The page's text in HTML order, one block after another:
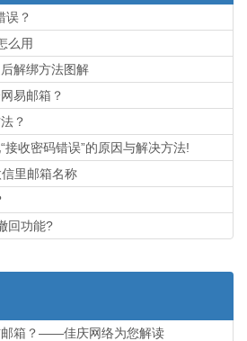
误？
么用
解绑方法图解
易邮箱？
？
接收密码错误”的原因与解决方法!
里邮箱名称
回功能?
邮箱？——佳庆网络为您解读